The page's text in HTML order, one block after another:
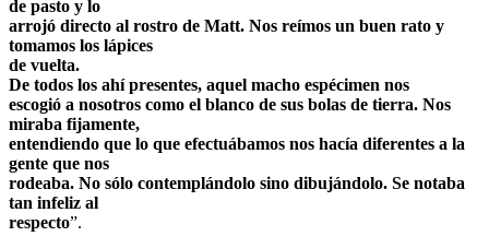
de pasto y lo
arrojó directo al rostro de Matt. Nos reímos un buen rato y
tomamos los lápices
de vuelta.
De todos los ahí presentes, aquel macho espécimen nos
escogió a nosotros como el blanco de sus bolas de tierra. Nos
miraba fijamente,
entendiendo que lo que efectuábamos nos hacía diferentes a la
gente que nos
rodeaba. No sólo contemplándolo sino dibujándolo. Se notaba
tan infeliz al
respecto”.